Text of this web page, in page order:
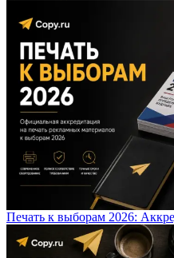
Печать к выборам 2026: